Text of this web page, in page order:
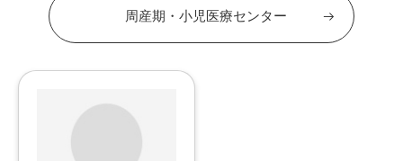
周産期・小児医療センター